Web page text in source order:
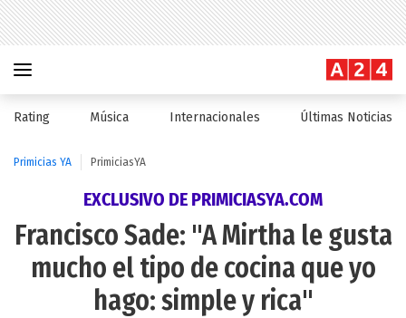
Rating Música Internacionales Últimas Noticias
Primicias YA PrimiciasYA
EXCLUSIVO DE PRIMICIASYA.COM
Francisco Sade: "A Mirtha le gusta
mucho el tipo de cocina que yo
hago: simple y rica"